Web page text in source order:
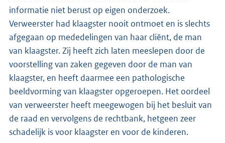
informatie niet berust op eigen onderzoek.
Verweerster had klaagster nooit ontmoet en is slechts
afgegaan op mededelingen van haar cliënt, de man
van klaagster. Zij heeft zich laten meeslepen door de
voorstelling van zaken gegeven door de man van
klaagster, en heeft daarmee een pathologische
beeldvorming van klaagster opgeroepen. Het oordeel
van verweerster heeft meegewogen bij het besluit van
de raad en vervolgens de rechtbank, hetgeen zeer
schadelijk is voor klaagster en voor de kinderen.